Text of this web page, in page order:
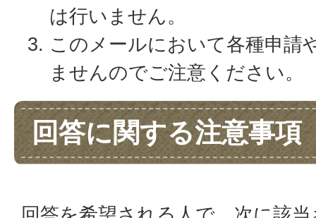
は行いません。
このメールにおいて各種申請
ませんのでご注意ください。
回答に関する注意事項